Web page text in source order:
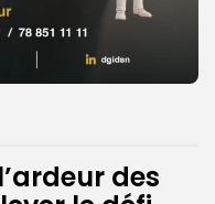
des